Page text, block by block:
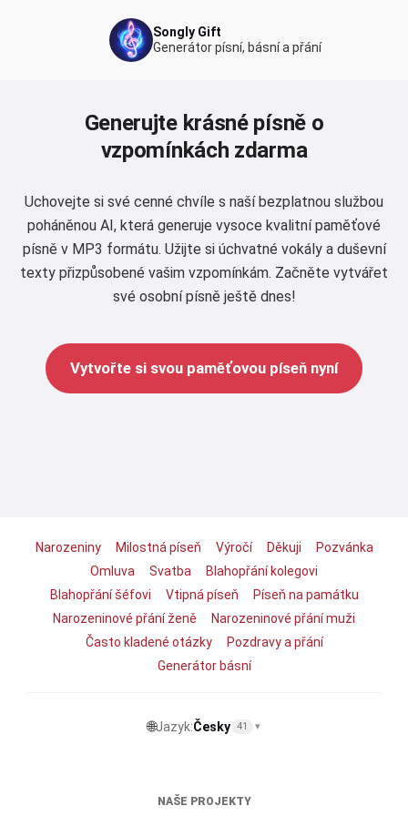
Songly Gift
Generátor písní, básní a přání
Generujte krásné písně o
vzpomínkách zdarma
Uchovejte si své cenné chvíle s naší bezplatnou službou
poháněnou AI, která generuje vysoce kvalitní paměťové
písně v MP3 formátu. Užijte si úchvatné vokály a duševní
texty přizpůsobené vašim vzpomínkám. Začněte vytvářet
své osobní písně ještě dnes!
Vytvořte si svou paměťovou píseň nyní
Narozeniny Milostná píseň Výročí Děkuji
Pozvánka
Omluva
Svatba
Blahopřání kolegovi
Blahopřání šéfovi
Vtipná píseň
Píseň na památku
Narozeninové přání ženě
Narozeninové přání muži
Často kladené otázky
Pozdravy a přání
Generátor básní
🌐Jazyk:Česky 41 ▾
NAŠE PROJEKTY